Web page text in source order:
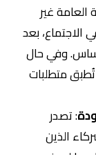
العامة غير
الاجتماع، بعد
وفي حال
متطلبات
: تصدر
الذين